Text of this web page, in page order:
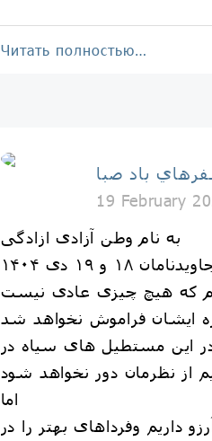
Читать полностью…
باد صبا
19 February
به نام وطن آزادی ازادگی
١٨ و ١٩ دی ١۴٠۴
که هیچ چیزی عادی نیست
ایشان فراموش نخواهد شد
این مستطیل های سیاه در
از نظرمان دور نخواهد شود
اما
داریم وفرداهای بهتر را در